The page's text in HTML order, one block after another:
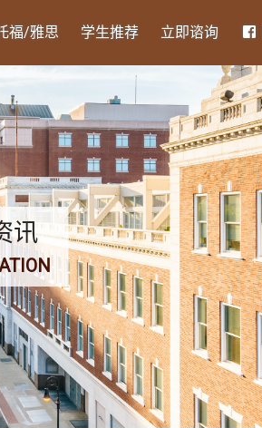
福/雅思 学生推荐 立即谘询
讯